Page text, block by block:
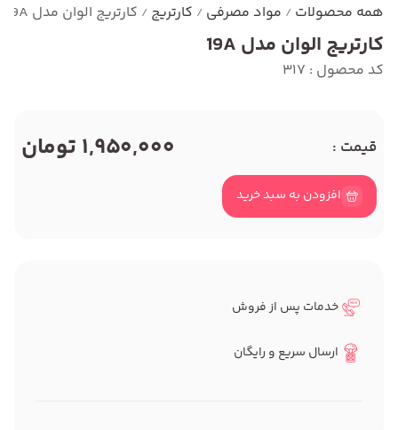
همه محصولات / مواد مصرفی / کارتریج / کارتریج الوان مدل 19A
کارتریج الوان مدل 19A
کد محصول : 317
قیمت : 1,950,000 تومان
افزودن به سبد خرید
خدمات پس از فروش
ارسال سریع و رایگان